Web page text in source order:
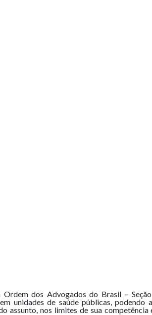
dos Advogados do Brasil –
unidades de saúde públicas, podendo
assunto, nos limites de sua competência